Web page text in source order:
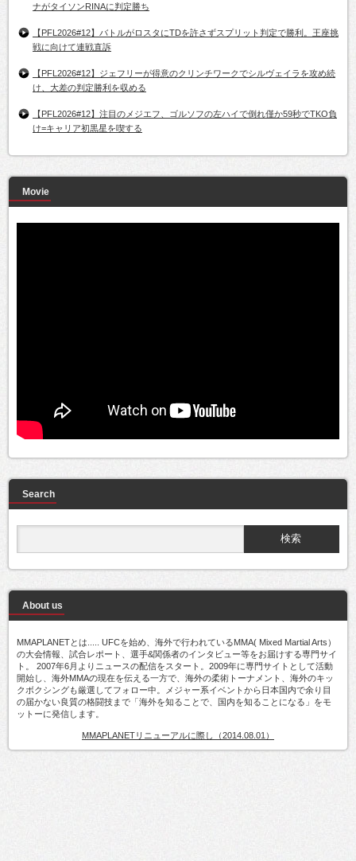
ナがタイソンRINAに判定勝ち
【PFL2026#12】バトルがロスタにTDを許さずスプリット判定で勝利。王座挑
戦に向けて連戦直訴
【PFL2026#12】ジェフリーが得意のクリンチワークでシルヴェイラを攻め続
け、大差の判定勝利を収める
【PFL2026#12】注目のメジエフ、ゴルソフの左ハイで倒れ僅か59秒でTKO負
け=キャリア初黒星を喫する
Movie
Search
About us
MMAPLANETとは..... UFCを始め、海外で行われているMMA( Mixed Martial Arts）
の大会情報、試合レポート、選手&関係者のインタビュー等をお届けする専門サイ
ト。 2007年6月よりニュースの配信をスタート。2009年に専門サイトとして活動
開始し、海外MMAの現在を伝える一方で、海外の柔術トーナメント、海外のキッ
クボクシングも厳選してフォロー中。メジャー系イベントから日本国内で余り目
の届かない良質の格闘技まで「海外を知ることで、国内を知ることになる」をモ
ットーに発信します。
MMAPLANETリニューアルに際し（2014.08.01）